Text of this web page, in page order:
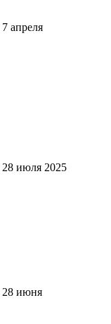
7 апреля
28 июля 2025
28 июня